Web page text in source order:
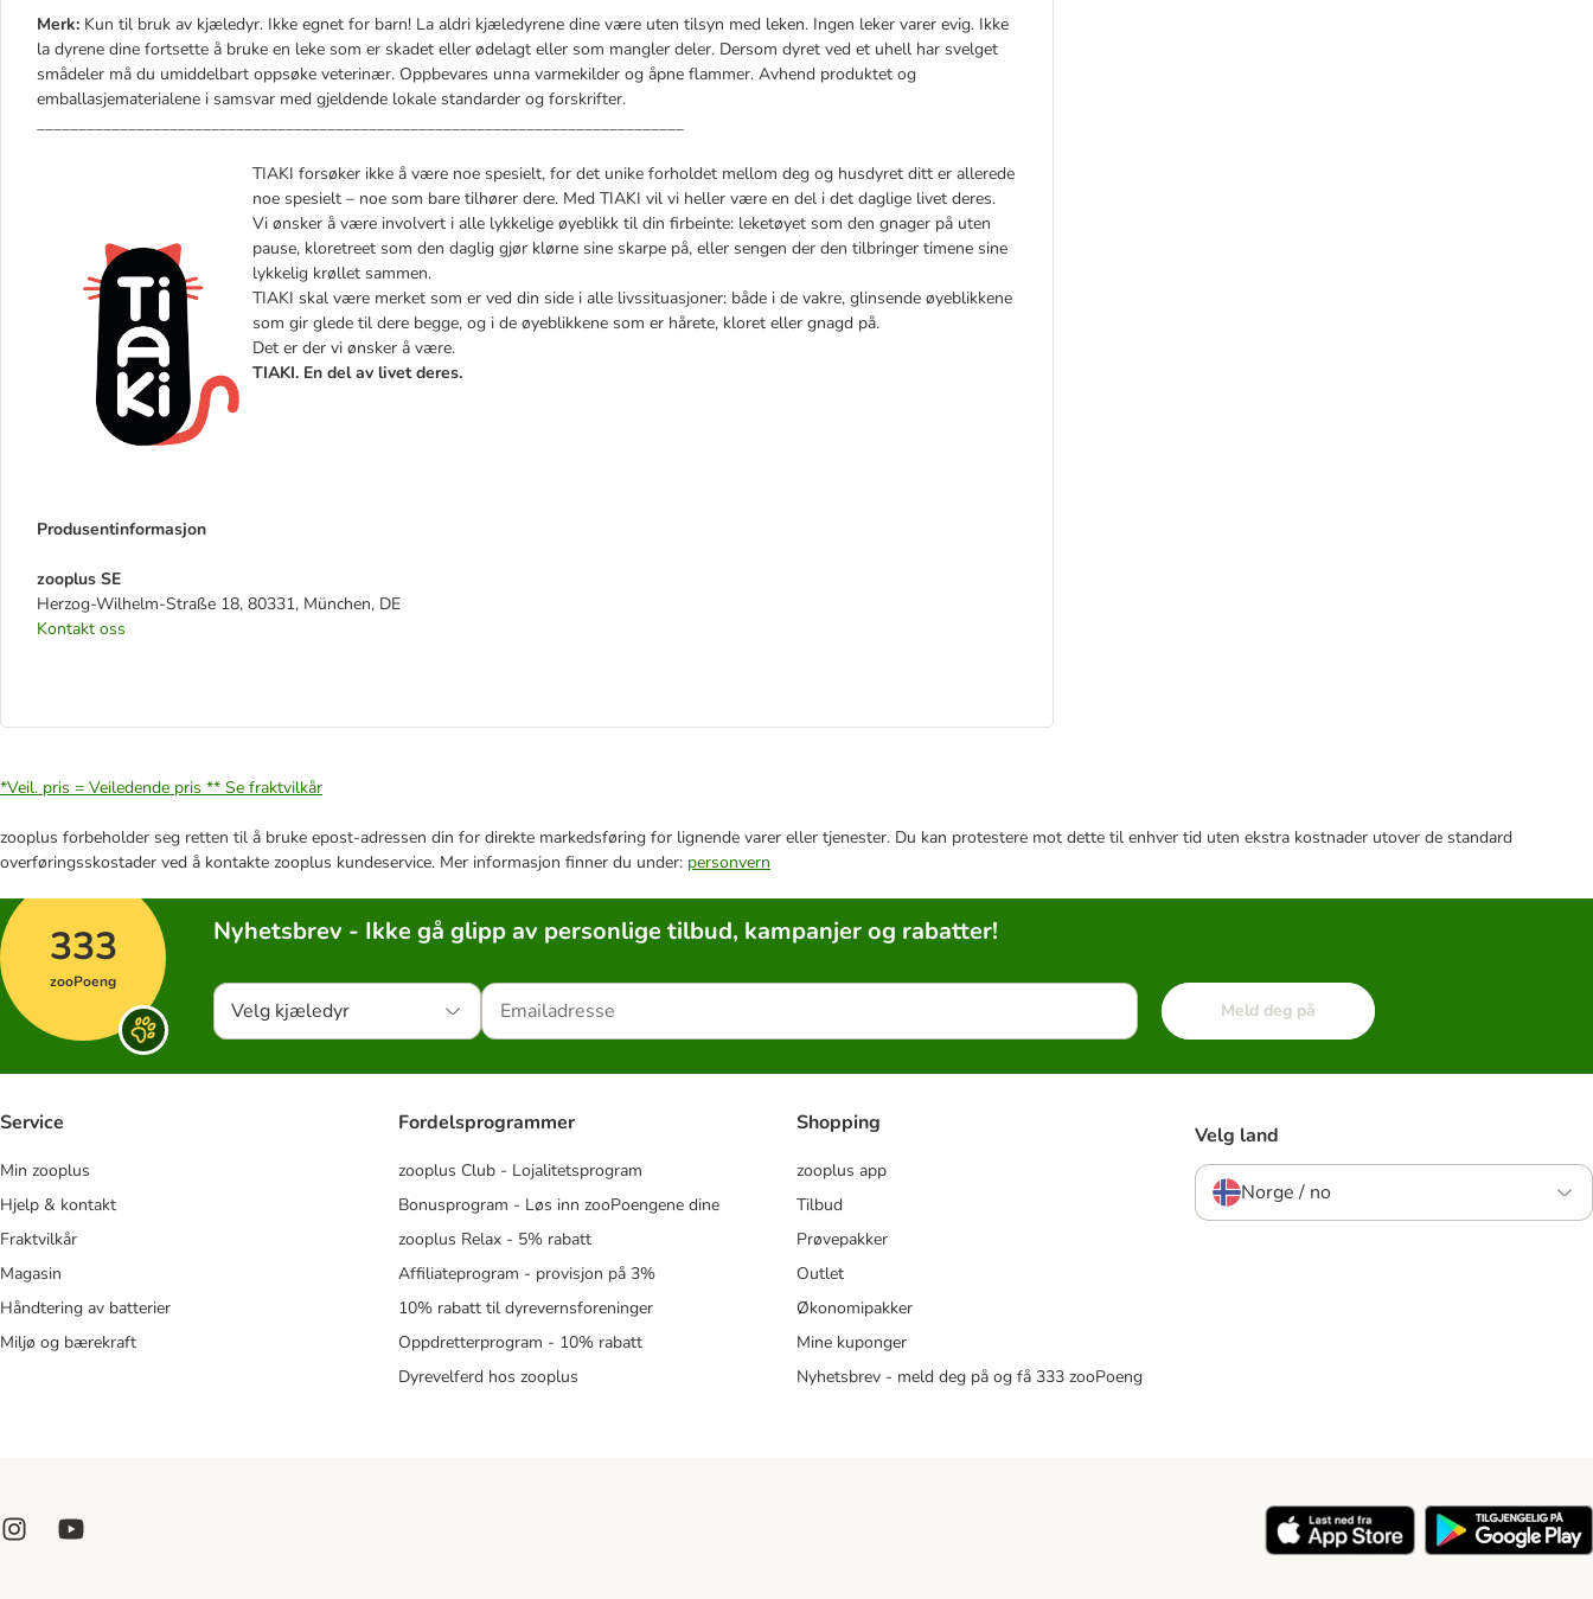
Merk: Kun til bruk av kjæledyr. Ikke egnet for barn! La aldri kjæledyrene dine være uten tilsyn med leken. Ingen leker varer evig. Ikke
la dyrene dine fortsette å bruke en leke som er skadet eller ødelagt eller som mangler deler. Dersom dyret ved et uhell har svelget
smådeler må du umiddelbart oppsøke veterinær. Oppbevares unna varmekilder og åpne flammer. Avhend produktet og
emballasjematerialene i samsvar med gjeldende lokale standarder og forskrifter.
______________________________________________________________________________
TIAKI forsøker ikke å være noe spesielt, for det unike forholdet mellom deg og husdyret ditt er allerede
noe spesielt – noe som bare tilhører dere. Med TIAKI vil vi heller være en del i det daglige livet deres.
Vi ønsker å være involvert i alle lykkelige øyeblikk til din firbeinte: leketøyet som den gnager på uten
pause, kloretreet som den daglig gjør klørne sine skarpe på, eller sengen der den tilbringer timene sine
lykkelig krøllet sammen.
TIAKI skal være merket som er ved din side i alle livssituasjoner: både i de vakre, glinsende øyeblikkene
som gir glede til dere begge, og i de øyeblikkene som er hårete, kloret eller gnagd på.
Det er der vi ønsker å være.
TIAKI. En del av livet deres.
Produsentinformasjon
zooplus SE
Herzog-Wilhelm-Straße 18, 80331, München, DE
Kontakt oss
*Veil. pris = Veiledende pris ** Se fraktvilkår
zooplus forbeholder seg retten til å bruke epost-adressen din for direkte markedsføring for lignende varer eller tjenester. Du kan protestere mot dette til enhver tid uten ekstra kostnader utover de standard
overføringsskostader ved å kontakte zooplus kundeservice. Mer informasjon finner du under: personvern
333
zooPoeng
Nyhetsbrev - Ikke gå glipp av personlige tilbud, kampanjer og rabatter!
Velg kjæledyr Meld deg på
Service
Min zooplus
Hjelp & kontakt
Fraktvilkår
Magasin
Håndtering av batterier
Miljø og bærekraft
Fordelsprogrammer
zooplus Club - Lojalitetsprogram
Bonusprogram - Løs inn zooPoengene dine
zooplus Relax - 5% rabatt
Affiliateprogram - provisjon på 3%
10% rabatt til dyrevernsforeninger
Oppdretterprogram - 10% rabatt
Dyrevelferd hos zooplus
Shopping
zooplus app
Tilbud
Prøvepakker
Outlet
Økonomipakker
Mine kuponger
Nyhetsbrev - meld deg på og få 333 zooPoeng
Velg land
Norge / no